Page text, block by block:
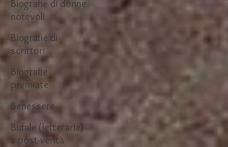
Biografie di donne
notevoli
Biografie di
scrittori
Biografie
premiate
Benessere
Bufale (letterarie)
e post-verità